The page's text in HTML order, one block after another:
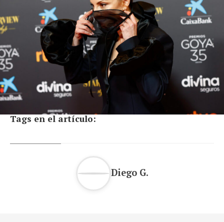
Tags en el artículo:
Diego G.